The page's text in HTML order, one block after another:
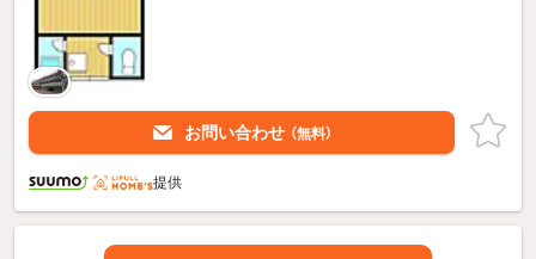
お問い合わせ （無料）
提供